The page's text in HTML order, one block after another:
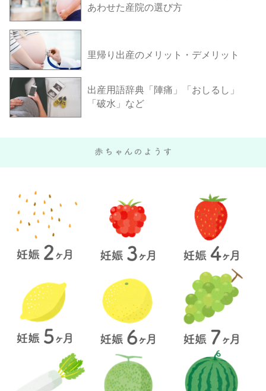
あわせた産院の選び方
里帰り出産のメリット・デメリット
出産用語辞典「陣痛」「おしるし」
「破水」など